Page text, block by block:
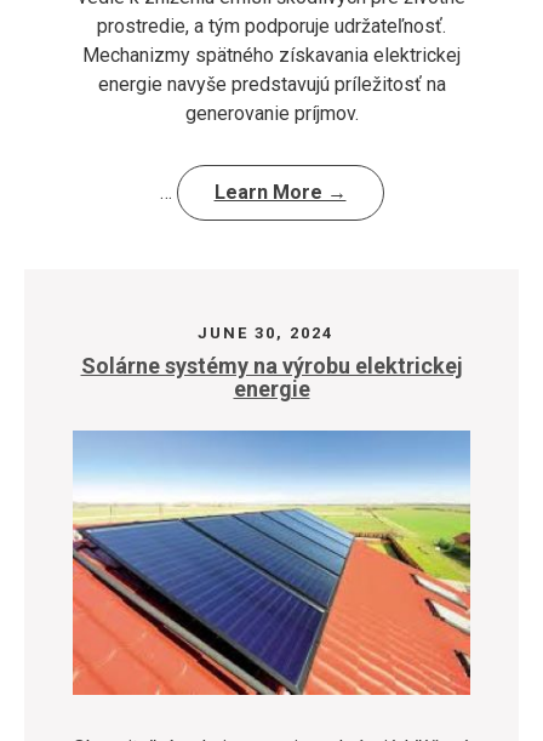
prostredie, a tým podporuje udržateľnosť.
Mechanizmy spätného získavania elektrickej
energie navyše predstavujú príležitosť na
generovanie príjmov.
… Learn More →
JUNE 30, 2024
Solárne systémy na výrobu elektrickej
energie